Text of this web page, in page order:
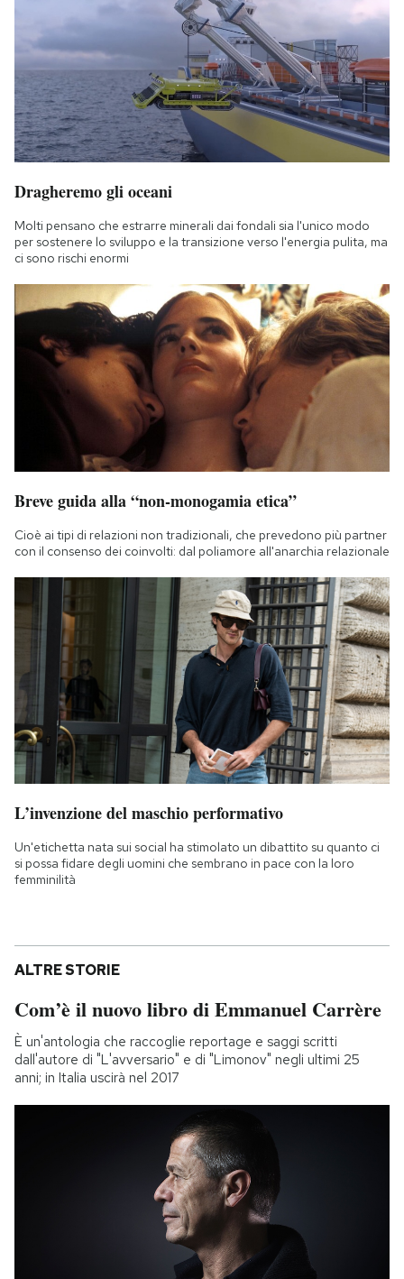
Dragheremo gli oceani
Molti pensano che estrarre minerali dai fondali sia l'unico modo
per sostenere lo sviluppo e la transizione verso l'energia pulita, ma
ci sono rischi enormi
Breve guida alla “non-monogamia etica”
Cioè ai tipi di relazioni non tradizionali, che prevedono più partner
con il consenso dei coinvolti: dal poliamore all'anarchia relazionale
L’invenzione del maschio performativo
Un'etichetta nata sui social ha stimolato un dibattito su quanto ci
si possa fidare degli uomini che sembrano in pace con la loro
femminilità
ALTRE STORIE
Com’è il nuovo libro di Emmanuel Carrère
È un'antologia che raccoglie reportage e saggi scritti
dall'autore di "L'avversario" e di "Limonov" negli ultimi 25
anni; in Italia uscirà nel 2017